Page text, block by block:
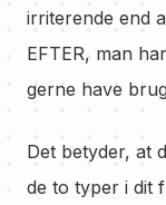
irriterende end
EFTER, man
gerne have
Det betyder, at
de to typer i dit